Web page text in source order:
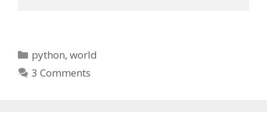
Categories
python,world
3 Comments